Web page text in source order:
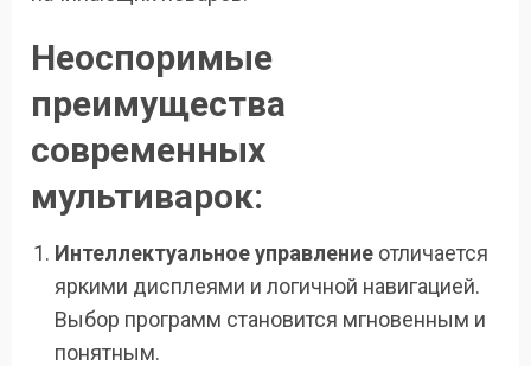
Неоспоримые
преимущества
современных
мультиварок:
Интеллектуальное управление отличается
яркими дисплеями и логичной навигацией.
Выбор программ становится мгновенным и
понятным.